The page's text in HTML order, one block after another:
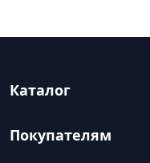
Каталог
Покупателям